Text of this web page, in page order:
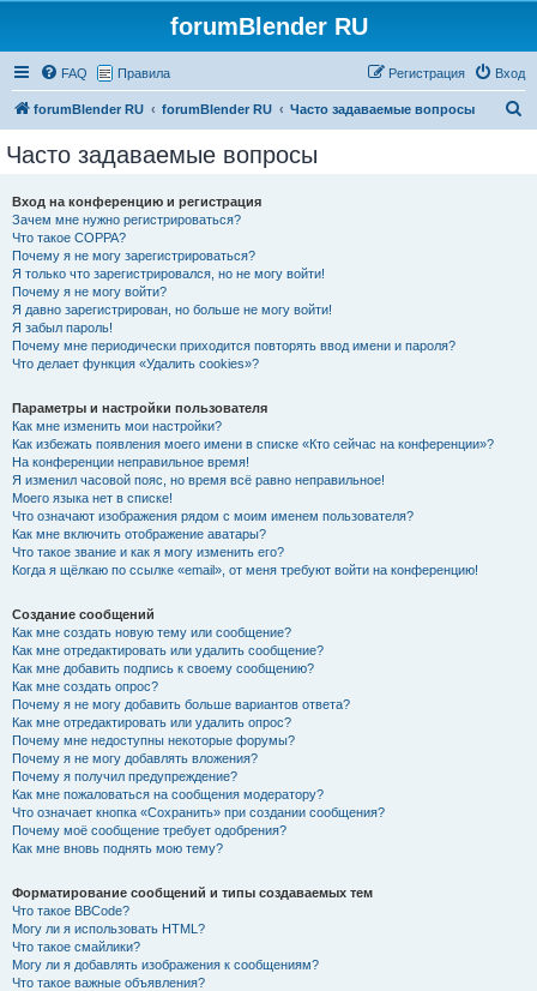
forumBlender RU
FAQ Правила Вход
Регистрация
forumBlender RU forumBlender RU Часто задаваемые вопросы
Часто задаваемые вопросы
Вход на конференцию и регистрация
Зачем мне нужно регистрироваться?
Что такое COPPA?
Почему я не могу зарегистрироваться?
Я только что зарегистрировался, но не могу войти!
Почему я не могу войти?
Я давно зарегистрирован, но больше не могу войти!
Я забыл пароль!
Почему мне периодически приходится повторять ввод имени и пароля?
Что делает функция «Удалить cookies»?
Параметры и настройки пользователя
Как мне изменить мои настройки?
Как избежать появления моего имени в списке «Кто сейчас на конференции»?
На конференции неправильное время!
Я изменил часовой пояс, но время всё равно неправильное!
Моего языка нет в списке!
Что означают изображения рядом с моим именем пользователя?
Как мне включить отображение аватары?
Что такое звание и как я могу изменить его?
Когда я щёлкаю по ссылке «email», от меня требуют войти на конференцию!
Создание сообщений
Как мне создать новую тему или сообщение?
Как мне отредактировать или удалить сообщение?
Как мне добавить подпись к своему сообщению?
Как мне создать опрос?
Почему я не могу добавить больше вариантов ответа?
Как мне отредактировать или удалить опрос?
Почему мне недоступны некоторые форумы?
Почему я не могу добавлять вложения?
Почему я получил предупреждение?
Как мне пожаловаться на сообщения модератору?
Что означает кнопка «Сохранить» при создании сообщения?
Почему моё сообщение требует одобрения?
Как мне вновь поднять мою тему?
Форматирование сообщений и типы создаваемых тем
Что такое BBCode?
Могу ли я использовать HTML?
Что такое смайлики?
Могу ли я добавлять изображения к сообщениям?
Что такое важные объявления?